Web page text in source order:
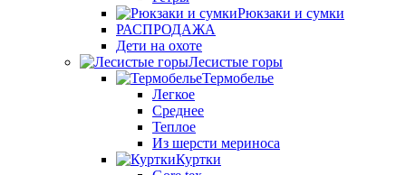
Рюкзаки и сумки
РАСПРОДАЖА
Дети на охоте
Лесистые горы
Термобелье
Легкое
Среднее
Теплое
Из шерсти мериноса
Куртки